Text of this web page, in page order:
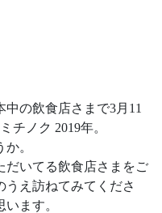
の飲食店さまで3月11
チノク 2019年。
。
だいてる飲食店さまをご
え訪ねてみてくださ
ます。